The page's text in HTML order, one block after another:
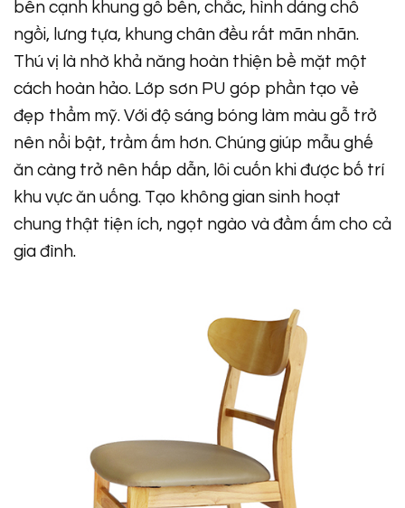
bên cạnh khung gỗ bền, chắc, hình dáng chỗ
ngồi, lưng tựa, khung chân đều rất mãn nhãn.
Thú vị là nhờ khả năng hoàn thiện bề mặt một
cách hoàn hảo. Lớp sơn PU góp phần tạo vẻ
đẹp thẩm mỹ. Với độ sáng bóng làm màu gỗ trở
nên nổi bật, trầm ấm hơn. Chúng giúp mẫu ghế
ăn càng trở nên hấp dẫn, lôi cuốn khi được bố trí
khu vực ăn uống. Tạo không gian sinh hoạt
chung thật tiện ích, ngọt ngào và đầm ấm cho cả
gia đình.